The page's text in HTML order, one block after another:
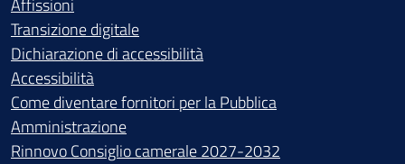
Affissioni
Transizione digitale
Dichiarazione di accessibilità
Accessibilità
Come diventare fornitori per la Pubblica
Amministrazione
Rinnovo Consiglio camerale 2027-2032